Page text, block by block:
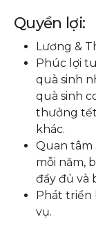
Quyền lợi:
Lương &
Phúc lợi
quà sinh
quà sinh
thưởng
khác.
Quan tâm
mỗi năm,
đầy đủ và
Phát triển
vụ.